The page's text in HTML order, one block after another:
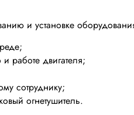
и установке
работе двигателя;
сотруднику;
огнетушитель.